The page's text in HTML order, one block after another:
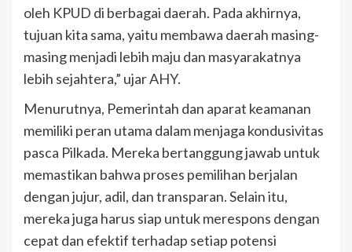
oleh KPUD di berbagai daerah. Pada akhirnya,
tujuan kita sama, yaitu membawa daerah masing-
masing menjadi lebih maju dan masyarakatnya
lebih sejahtera,” ujar AHY.
Menurutnya, Pemerintah dan aparat keamanan
memiliki peran utama dalam menjaga kondusivitas
pasca Pilkada. Mereka bertanggung jawab untuk
memastikan bahwa proses pemilihan berjalan
dengan jujur, adil, dan transparan. Selain itu,
mereka juga harus siap untuk merespons dengan
cepat dan efektif terhadap setiap potensi